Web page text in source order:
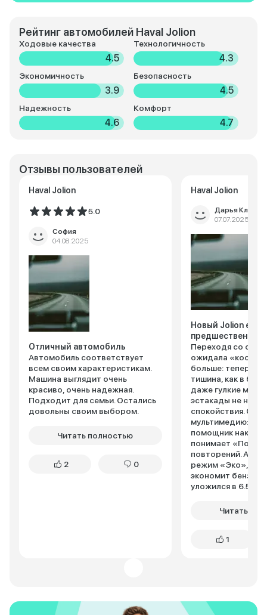
Рейтинг автомобилей Haval Jolion
Ходовые качества
4.5
Технологичность
4.3
Экономичность
3.9
Безопасность
4.5
Надежность
4.6
Комфорт
4.7
Отзывы пользователей
Haval Jolion
5.0
София
04.08.2025
Отличный автомобиль
Автомобиль соответствует
всем своим характеристикам.
Машина выглядит очень
красиво, очень надежная.
Подходит для семьи. Остались
довольны своим выбором.
Читать полностью
2 0
Haval Jolion
Дарья
07.07.2025
Новый Jolion еще
Переходя со
ожидала
больше: теперь в
тишина, как в
даже гулкие
эстакады не
спокойствия.
мультимедию:
помощник
понимает
повторений. А
режим «Эко»,
экономит бензин
уложился в 6.5
зарядку: «Мам,
руля. Кажется,
Читать
1